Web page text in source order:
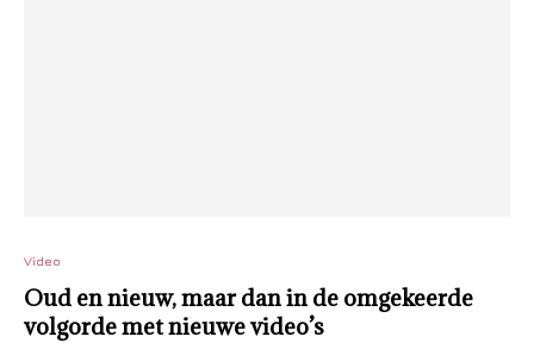
Video
Oud en nieuw, maar dan in de omgekeerde
volgorde met nieuwe video’s